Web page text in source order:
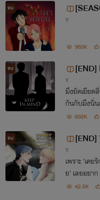
จบ
Y
960K
จบ
[END]
NC-
Y
มึงยัดเยียด
กันกับมึงนั่
692K
จบ
Y
เพราะ ‘เค
ย’ เลยอยา
42.5K